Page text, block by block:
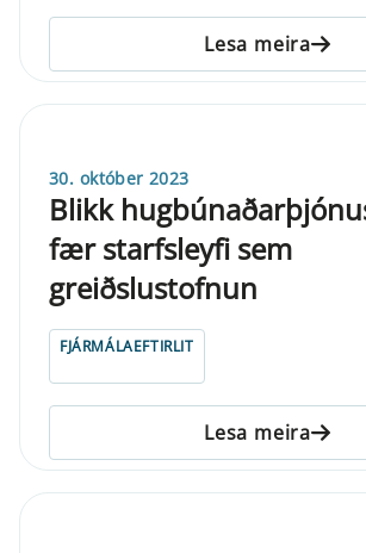
Lesa meira
30. október 2023
Blikk
fær starfsleyfi sem
greiðslustofnun
FJÁRMÁLAEFTIRLIT
Lesa meira